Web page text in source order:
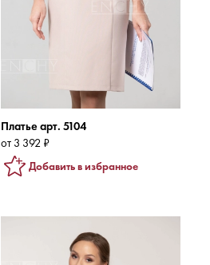
Платье арт. 5104
от 3 392 ₽
Добавить в избранное